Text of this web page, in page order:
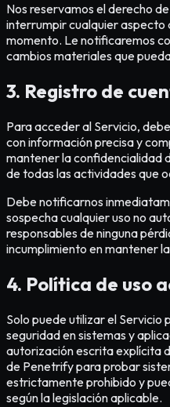
Nos reservamos el derecho
interrumpir cualquier aspecto
momento. Le notificaremos
cambios materiales que
3. Registro de
Para acceder al Servicio,
con información precisa y
mantener la confidencialidad
de todas las actividades que
Debe notificarnos
sospecha cualquier uso no
responsables de ninguna
incumplimiento en mantener
4. Política de uso
Solo puede utilizar el Servicio
seguridad en sistemas y
autorización escrita explícita
de Penetrify para probar
estrictamente prohibido y
según la legislación aplicable.